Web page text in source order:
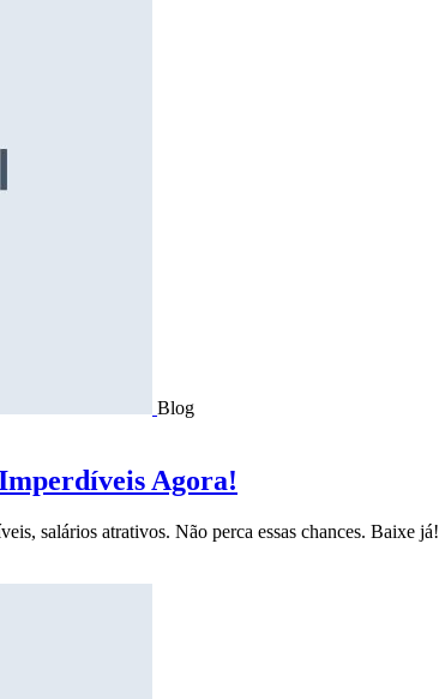
Blog
Agora!
salários atrativos. Não perca essas chances. Baixe já!